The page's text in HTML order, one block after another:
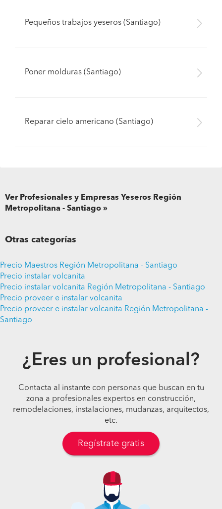
Pequeños trabajos yeseros (Santiago)
Poner molduras (Santiago)
Reparar cielo americano (Santiago)
Ver Profesionales y Empresas Yeseros Región
Metropolitana - Santiago
Otras categorías
Precio Maestros Región Metropolitana - Santiago
Precio instalar volcanita
Precio instalar volcanita Región Metropolitana - Santiago
Precio proveer e instalar volcanita
Precio proveer e instalar volcanita Región Metropolitana -
Santiago
¿Eres un profesional?
Contacta al instante con personas que buscan en tu
zona a profesionales expertos en construcción,
remodelaciones, instalaciones, mudanzas, arquitectos,
etc.
Regístrate gratis